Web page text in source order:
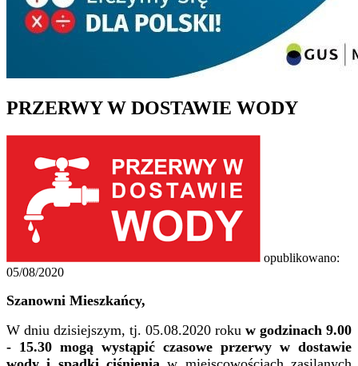
PRZERWY W DOSTAWIE WODY
opublikowano:
05/08/2020
Szanowni Mieszkańcy,
W dniu dzisiejszym, tj. 05.08.2020 roku w godzinach 9.00
- 15.30 mogą wystąpić czasowe przerwy w dostawie